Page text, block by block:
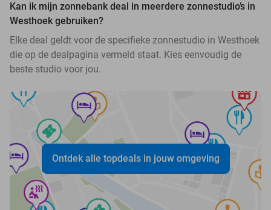
Kan ik mijn zonnebank deal in meerdere zonnestudio’s in
Westhoek gebruiken?
Elke deal geldt voor de specifieke zonnestudio in Westhoek
die op de dealpagina vermeld staat. Kies eenvoudig de
beste studio voor jou.
Ontdek alle topdeals in jouw omgeving